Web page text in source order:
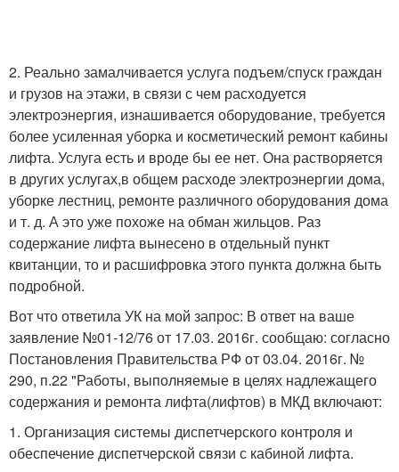
2. Реально замалчивается услуга подъем/спуск граждан
и грузов на этажи, в связи с чем расходуется
электроэнергия, изнашивается оборудование, требуется
более усиленная уборка и косметический ремонт кабины
лифта. Услуга есть и вроде бы ее нет. Она растворяется
в других услугах,в общем расходе электроэнергии дома,
уборке лестниц, ремонте различного оборудования дома
и т. д. А это уже похоже на обман жильцов. Раз
содержание лифта вынесено в отдельный пункт
квитанции, то и расшифровка этого пункта должна быть
подробной.
Вот что ответила УК на мой запрос: В ответ на ваше
заявление №01-12/76 от 17.03. 2016г. сообщаю: согласно
Постановления Правительства РФ от 03.04. 2016г. №
290, п.22 "Работы, выполняемые в целях надлежащего
содержания и ремонта лифта(лифтов) в МКД включают:
1. Организация системы диспетчерского контроля и
обеспечение диспетчерской связи с кабиной лифта.